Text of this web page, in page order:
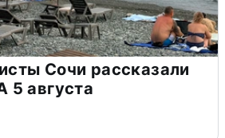
Сочи рассказали
5 августа